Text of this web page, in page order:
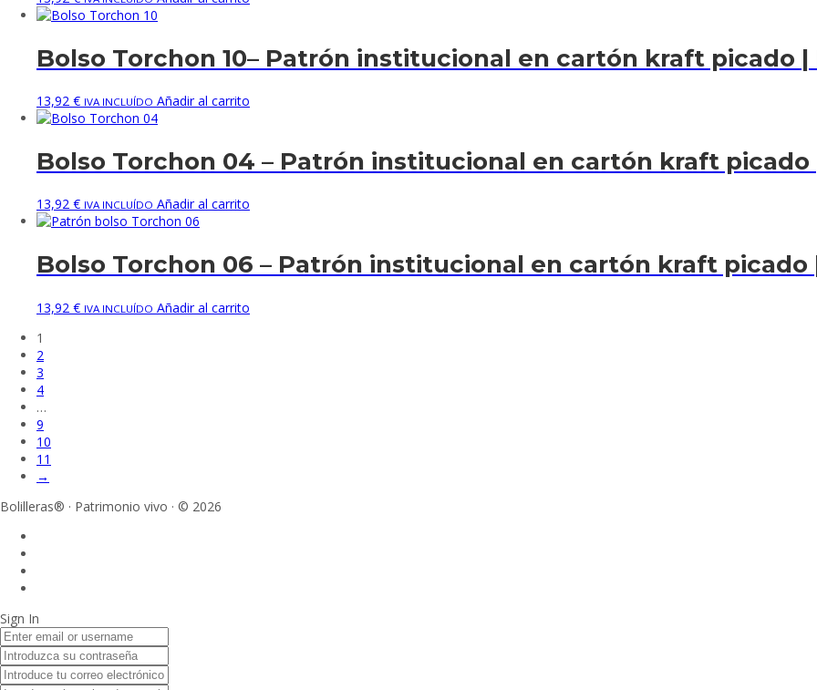
Bolso Torchon 10– Patrón institucional en cartón kraft picado
13,92 € IVA INCLUÍDO Añadir al carrito
Bolso Torchon 04 – Patrón institucional en cartón kraft
13,92 € IVA INCLUÍDO Añadir al carrito
Bolso Torchon 06 – Patrón institucional en cartón kraft
13,92 € IVA INCLUÍDO Añadir al carrito
1
2
3
4
…
9
10
11
→
Bolilleras® · Patrimonio vivo · © 2026
Sign In